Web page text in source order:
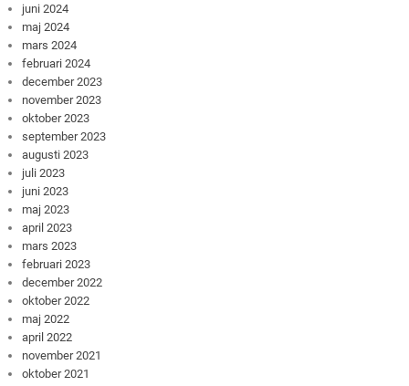
juni 2024
maj 2024
mars 2024
februari 2024
december 2023
november 2023
oktober 2023
september 2023
augusti 2023
juli 2023
juni 2023
maj 2023
april 2023
mars 2023
februari 2023
december 2022
oktober 2022
maj 2022
april 2022
november 2021
oktober 2021